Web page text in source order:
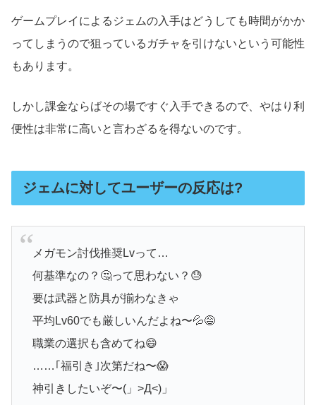
ゲームプレイによるジェムの入手はどうしても時間がかか
ってしまうので狙っているガチャを引けないという可能性
もあります。
しかし課金ならばその場ですぐ入手できるので、やはり利
便性は非常に高いと言わざるを得ないのです。
ジェムに対してユーザーの反応は?
メガモン討伐推奨Lvって…
何基準なの？🤔って思わない？😓
要は武器と防具が揃わなきゃ
平均Lv60でも厳しいんだよね〜💦😅
職業の選択も含めてね😄
……｢福引き｣次第だね〜😱
神引きしたいぞ〜(」>Д<)」